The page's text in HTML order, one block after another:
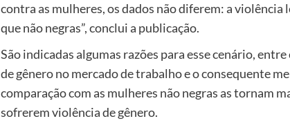
contra as mulheres, os dados não diferem: a
que não negras”, conclui a publicação.
São indicadas algumas razões para esse cenário,
de gênero no mercado de trabalho e o consequente
comparação com as mulheres não negras as tornam
sofrerem violência de gênero.